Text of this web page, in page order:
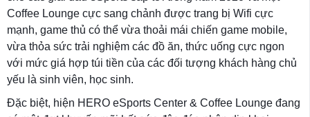
Coffee Lounge cực sang chảnh được trang bị Wifi cực
mạnh, game thủ có thể vừa thoải mái chiến game mobile,
vừa thỏa sức trải nghiệm các đồ ăn, thức uống cực ngon
với mức giá hợp túi tiền của các đối tượng khách hàng chủ
yếu là sinh viên, học sinh.
Đặc biệt, hiện HERO eSports Center & Coffee Lounge đang